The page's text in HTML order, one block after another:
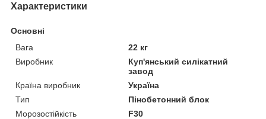
Характеристики
Основні
Вага
22 кг
Виробник
Куп'янський силікатний
завод
Країна виробник
Україна
Тип
Пінобетонний блок
Морозостійкість
F30